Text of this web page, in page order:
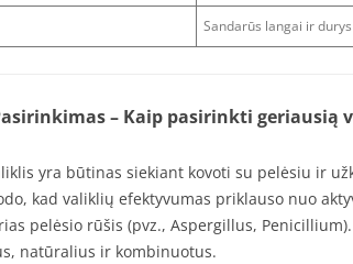
Sandarūs langai ir
– Kaip pasirinkti geriausią
yra būtinas siekiant kovoti su pelėsiu ir
kad valiklių efektyvumas priklauso nuo
pelėsio rūšis (pvz., Aspergillus,
natūralius ir kombinuotus.